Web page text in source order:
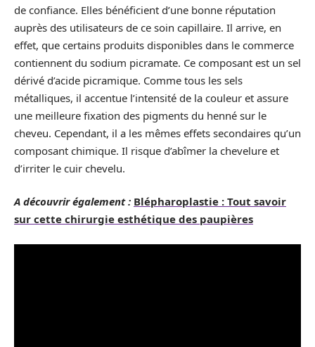
de confiance. Elles bénéficient d’une bonne réputation
auprès des utilisateurs de ce soin capillaire. Il arrive, en
effet, que certains produits disponibles dans le commerce
contiennent du sodium picramate. Ce composant est un sel
dérivé d’acide picramique. Comme tous les sels
métalliques, il accentue l’intensité de la couleur et assure
une meilleure fixation des pigments du henné sur le
cheveu. Cependant, il a les mêmes effets secondaires qu’un
composant chimique. Il risque d’abîmer la chevelure et
d’irriter le cuir chevelu.
A découvrir également : Blépharoplastie : Tout savoir
sur cette chirurgie esthétique des paupières